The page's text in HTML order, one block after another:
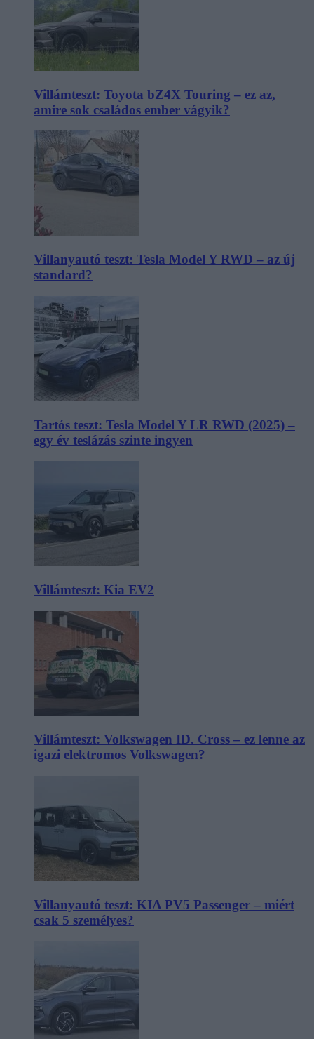
Villámteszt: Toyota bZ4X Touring – ez az,
amire sok családos ember vágyik?
Villanyautó teszt: Tesla Model Y RWD – az új
standard?
Tartós teszt: Tesla Model Y LR RWD (2025) –
egy év teslázás szinte ingyen
Villámteszt: Kia EV2
Villámteszt: Volkswagen ID. Cross – ez lenne az
igazi elektromos Volkswagen?
Villanyautó teszt: KIA PV5 Passenger – miért
csak 5 személyes?